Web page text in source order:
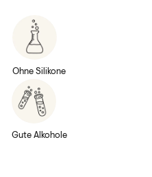
Ohne Silikone
Gute Alkohole